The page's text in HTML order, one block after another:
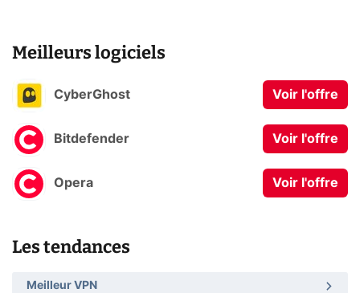
Meilleurs logiciels
CyberGhost Voir l'offre
Bitdefender Voir l'offre
Opera Voir l'offre
Les tendances
Meilleur VPN